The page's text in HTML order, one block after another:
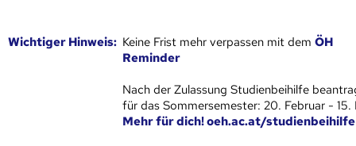
Wich­ti­ger Hin­weis: Keine Frist mehr verpassen mit demÖH
Reminder
Nach der Zulassung Studienbeihilfe
für das Sommersemester: 20. Februar - 15.
Mehr für dich! oeh.ac.at/studienbeihilfe